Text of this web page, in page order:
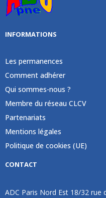
INFORMATIONS
Les permanences
Comment adhérer
Qui sommes-nous ?
Membre du réseau CLCV
Partenariats
Mentions légales
Politique de cookies (UE)
CONTACT
ADC Paris Nord Est 18/32 rue